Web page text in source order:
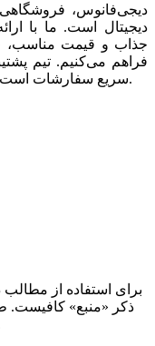
دیجی‌فانوس، فروشگاهی
دیجیتال است. ما با
جذاب و قیمت مناسب،
فراهم می‌کنیم. تیم
سریع سفارشات است تا بهترین تجربه خرید آنلاین را داشته باشید.
برای استفاده از
ذکر «منبع» کافیست.